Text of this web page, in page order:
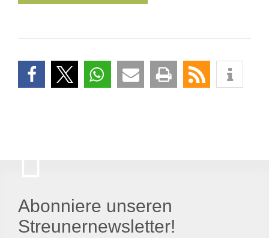
Abonniere unseren
Streunernewsletter!